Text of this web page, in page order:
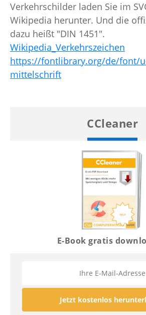
Verkehrschilder laden Sie im
Wikipedia herunter. Und die
dazu heißt "DIN 1451".
Wikipedia_Verkehrszeichen
https://fontlibrary.org/de/font/
mittelschrift